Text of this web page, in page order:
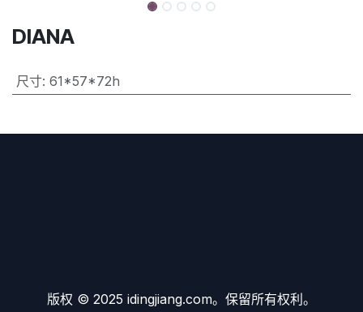
DIANA
尺寸: 61*57*72h
版权 © 2025 idingjiang.com。保留所有权利。